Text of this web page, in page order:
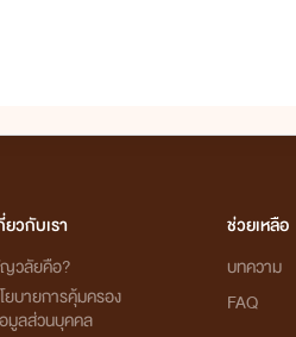
ยวกับเรา
วลัยคือ?
ยบายการคุ้มครอง
มูลส่วนบุคคล
ช่วยเหลือ
บทความ
FAQ